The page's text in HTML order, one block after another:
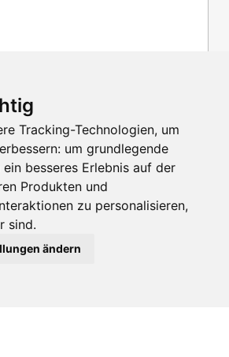
Tracking-Technologien, um
um grundlegende
ein besseres Erlebnis auf der
Produkten und
zu personalisieren,
sind.
ändern
@ HUSUM WIND
Forschung,
& Wirtschaftlichkeit |
zur Energiewende –